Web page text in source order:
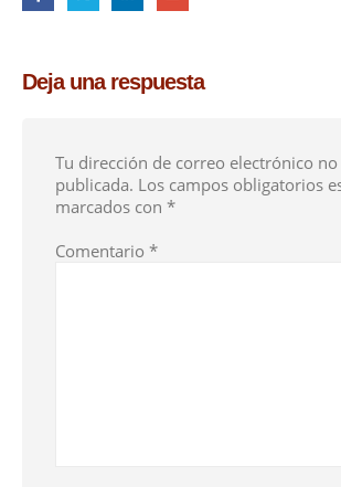
Deja una respuesta
Tu dirección de correo electrónico no
publicada. Los campos obligatorios
marcados con *
Comentario *